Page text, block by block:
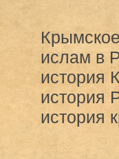
ислам в
история
история
история